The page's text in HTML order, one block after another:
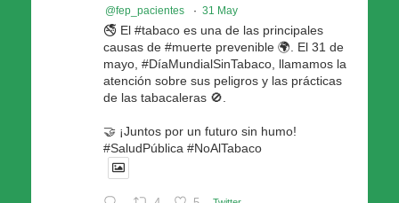
@fep_pacientes · 31 May
🚭 El #tabaco es una de las principales
causas de #muerte prevenible 🌍. El 31 de
mayo, #DíaMundialSinTabaco, llamamos la
atención sobre sus peligros y las prácticas
de las tabacaleras 🚫.
🤝 ¡Juntos por un futuro sin humo!
#SaludPública #NoAlTabaco